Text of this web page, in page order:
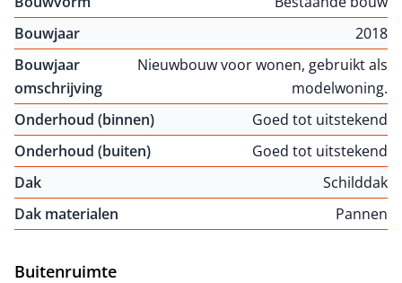
Bouwjaar
2018
Bouwjaar
omschrijving
Nieuwbouw voor wonen, gebruikt als
modelwoning.
Onderhoud (binnen)
Goed tot uitstekend
Onderhoud (buiten)
Goed tot uitstekend
Dak
Schilddak
Dak materialen
Pannen
Buitenruimte